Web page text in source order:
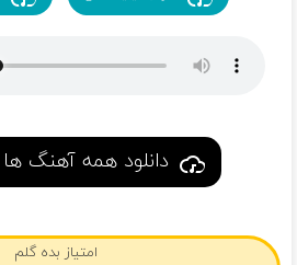
دانلود همه آهنگ
امتیاز بده گلم